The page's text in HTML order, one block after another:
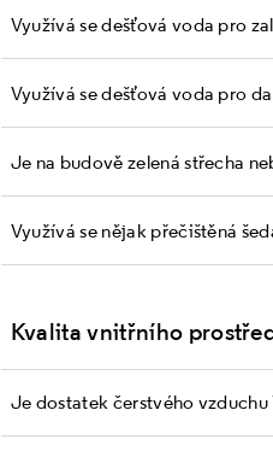
Využívá se dešťová voda pro
Využívá se dešťová voda pro
Je na budově zelená střecha
Využívá se nějak přečištěná
Kvalita vnitřního
Je dostatek čerstvého